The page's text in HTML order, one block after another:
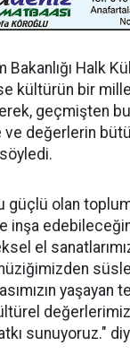
Halk
kültürün bir
geçmişten
ve değerlerin
güçlü olan
inşa
el
sunuyoruz."